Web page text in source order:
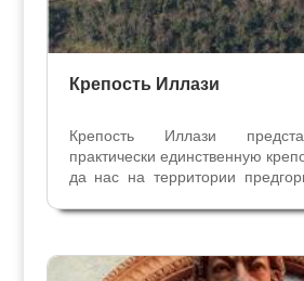
Крепость Иллази
Крепость Иллази
практически единственную
да нас на территории
было построено
для защиты от нашествий...